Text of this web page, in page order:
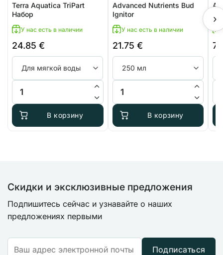
Terra Aquatica TriPart
Набор
У нас есть в наличии
24.85 €
Количество товара Terra Aquatica TriPart Набор
В корзину
Advanced Nutrients Bud
Ignitor
У нас есть в наличии
21.75 €
Количество товара Advanced
В корзину
›
Скидки и эксклюзивные предложения
Подпишитесь сейчас и узнавайте о наших
предложениях первыми
Подписаться